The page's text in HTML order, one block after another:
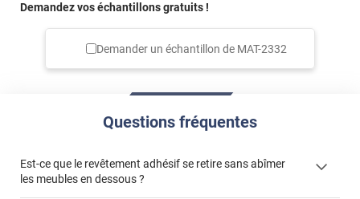
Demandez vos échantillons gratuits !
Demander un échantillon de MAT-2332
Questions fréquentes
Est-ce que le revêtement adhésif se retire sans abîmer
les meubles en dessous ?